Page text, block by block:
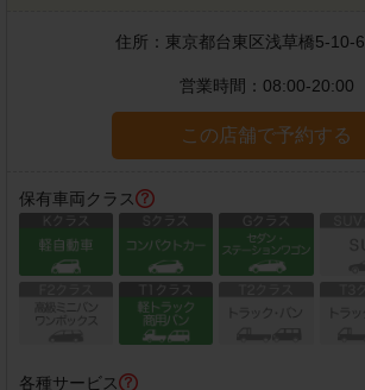
住所： 東京都台東区浅草橋5-10-6
営業時間： 08:00-20:00
この店舗で予約する
保有車両クラス
各種サービス